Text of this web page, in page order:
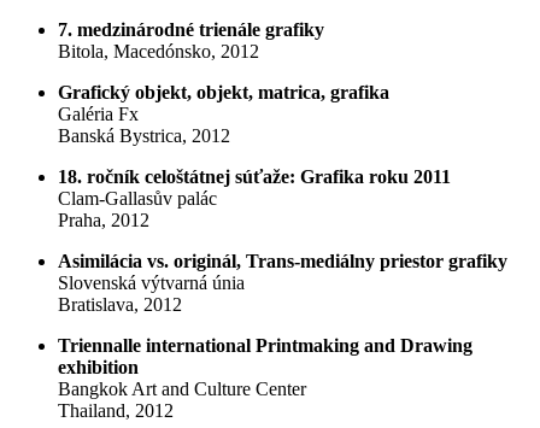
7. medzinárodné trienále grafiky
Bitola, Macedónsko, 2012
Grafický objekt, objekt, matrica, grafika
Galéria Fx
Banská Bystrica, 2012
18. ročník celoštátnej súťaže: Grafika roku 2011
Clam-Gallasův palác
Praha, 2012
Asimilácia vs. originál, Trans-mediálny priestor grafiky
Slovenská výtvarná únia
Bratislava, 2012
Triennalle international Printmaking and Drawing
exhibition
Bangkok Art and Culture Center
Thailand, 2012